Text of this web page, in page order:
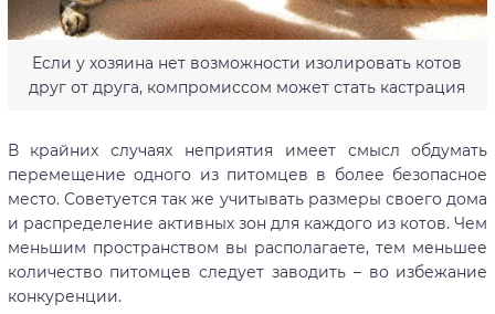
Если у хозяина нет возможности изолировать котов
друг от друга, компромиссом может стать кастрация
В крайних случаях неприятия имеет смысл обдумать
перемещение одного из питомцев в более безопасное
место. Советуется так же учитывать размеры своего дома
и распределение активных зон для каждого из котов. Чем
меньшим пространством вы располагаете, тем меньшее
количество питомцев следует заводить – во избежание
конкуренции.